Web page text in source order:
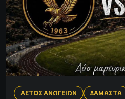
ΑΕΤΟΣ ΑΝΩΓΕΙΩΝ ΔΑΜΑΣΤΑ